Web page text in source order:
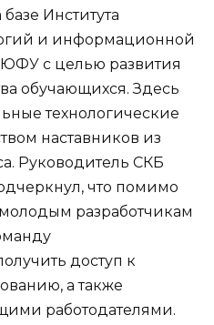
Института
и информационной
с целью развития
обучающихся. Здесь
технологические
наставников из
Руководитель СКБ
что помимо
молодым разработчикам
доступ к
а также
работодателями.